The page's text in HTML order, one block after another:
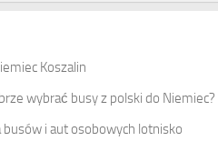
Koszalin
wybrać busy z polski do Niemiec?
i aut osobowych lotnisko